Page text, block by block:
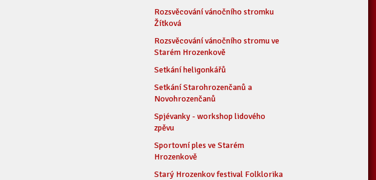
Rozsvěcování vánočního stromku
Žítková
Rozsvěcování vánočního stromu ve
Starém Hrozenkově
Setkání heligonkářů
Setkání Starohrozenčanů a
Novohrozenčanů
Spjévanky - workshop lidového
zpěvu
Sportovní ples ve Starém
Hrozenkově
Starý Hrozenkov festival Folklorika